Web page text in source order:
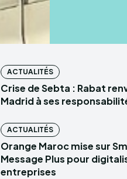
ACTUALITÉS
Crise de Sebta : Rabat
Madrid à ses
ACTUALITÉS
Orange Maroc mise sur
Message Plus pour
entreprises